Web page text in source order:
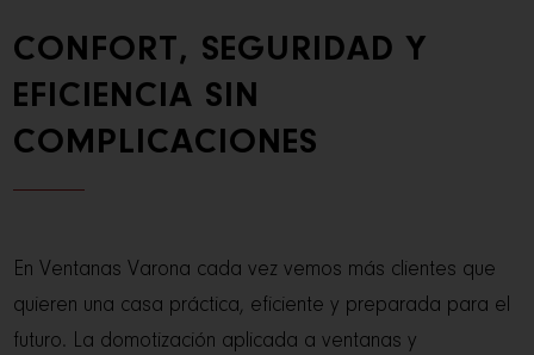
CONFORT, SEGURIDAD Y
EFICIENCIA SIN
COMPLICACIONES
En Ventanas Varona cada vez vemos más clientes que
quieren una casa práctica, eficiente y preparada para el
futuro. La domotización aplicada a ventanas y